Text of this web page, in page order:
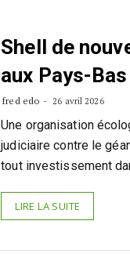
Shell de
aux Pays-Bas
fred edo 26 avril 2026
Une organisation
judiciaire contre le
tout investissement
LIRE LA SUITE